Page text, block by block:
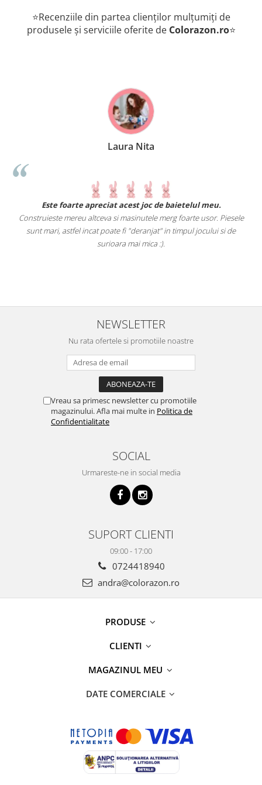
⭐Recenziile din partea clienților mulțumiți de
produsele și serviciile oferite de Colorazon.ro⭐
Laura Nita
Este foarte apreciat acest joc de baietelul meu.
Construieste mereu altceva si masinutele merg foarte usor. Piesele
sunt mari, astfel incat poate fi "deranjat" in timpul jocului si de
surioara mai mica :).
NEWSLETTER
Nu rata ofertele si promotiile noastre
Vreau sa primesc newsletter cu promotiile
magazinului. Afla mai multe in Politica de
Confidentialitate
SOCIAL
Urmareste-ne in social media
SUPORT CLIENTI
09:00 - 17:00
0724418940
andra@colorazon.ro
PRODUSE
CLIENTI
MAGAZINUL MEU
DATE COMERCIALE